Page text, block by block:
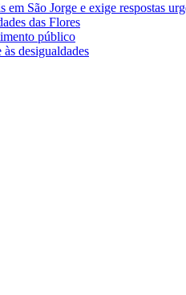
São Jorge e exige respostas
das Flores
público
desigualdades